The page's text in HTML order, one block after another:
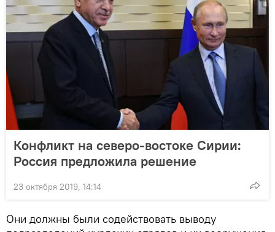
Конфликт на северо-востоке Сирии:
Россия предложила решение
23 октября 2019, 14:14
Они должны были содействовать выводу